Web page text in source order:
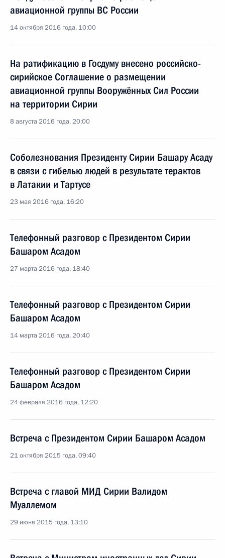
авиационной группы ВС России
14 октября 2016 года, 10:00
На ратификацию в Госдуму внесено российско-
сирийское Соглашение о размещении
авиационной группы Вооружённых Сил России
на территории Сирии
8 августа 2016 года, 20:00
Соболезнования Президенту Сирии Башару Асаду
в связи с гибелью людей в результате терактов
в Латакии и Тартусе
23 мая 2016 года, 16:20
Телефонный разговор с Президентом Сирии
Башаром Асадом
27 марта 2016 года, 18:40
Телефонный разговор с Президентом Сирии
Башаром Асадом
14 марта 2016 года, 20:40
Телефонный разговор с Президентом Сирии
Башаром Асадом
24 февраля 2016 года, 12:20
Встреча с Президентом Сирии Башаром Асадом
21 октября 2015 года, 09:40
Встреча с главой МИД Сирии Валидом
Муаллемом
29 июня 2015 года, 13:10